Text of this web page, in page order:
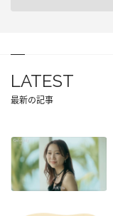
LATEST
最新の記事